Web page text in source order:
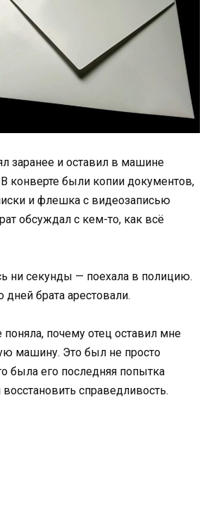
заранее и оставил в машине
В конверте были копии документов,
и флешка с видеозаписью
обсуждал с кем-то, как всё
ни секунды — поехала в полицию.
дней брата арестовали.
почему отец оставил мне
машину. Это был не просто
была его последняя попытка
справедливость.